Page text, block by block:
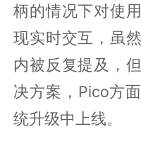
柄的情况下对使
现实时交互，虽
内被反复提及，
决方案，Pico方
统升级中上线。